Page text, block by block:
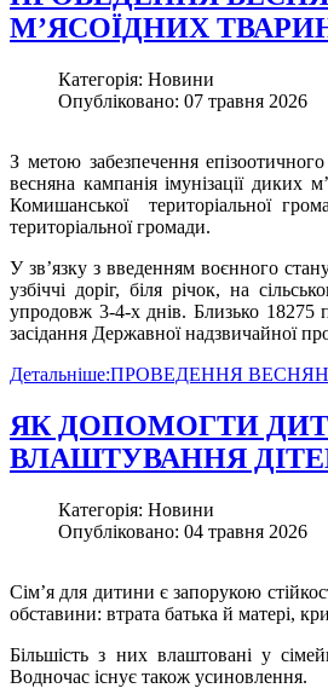
М’ЯСОЇДНИХ
Категорія: Новини
Опубліковано: 07 травня 2026
З метою забезпечення
весняна кампанія імунізації диких
Комишанської територіальної
територіальної громади.
У зв’язку з введенням воєнного
узбіччі доріг, біля річок, на
упродовж 3-4-х днів. Близько 18275
засідання Державної надзвичайної
Детальніше:ПРОВЕДЕННЯ
ЯК ДОПОМОГТИ
ВЛАШТУВАННЯ
Категорія: Новини
Опубліковано: 04 травня 2026
Сім’я для дитини є запорукою
обставини: втрата батька й матері,
Більшість з них влаштовані у
Водночас існує також усиновлення.